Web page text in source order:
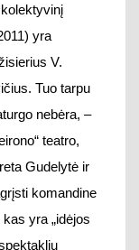
komandine
yra „idėjos
nėra
subjektyvūs
teatro